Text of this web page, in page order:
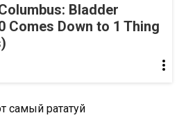
Bladder
Comes Down to 1 Thing